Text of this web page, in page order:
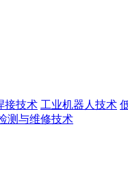
接技术 工业机器人技术
测与维修技术